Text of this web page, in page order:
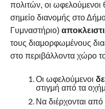
πολιτών, οι
σημείο διανομής στο
Γυμναστήριο)
τους διαμορφωμένους
στο περιβάλλοντα χώρο
Οι ωφελούμενοι
στιγμή από τα
Να διέρχονται